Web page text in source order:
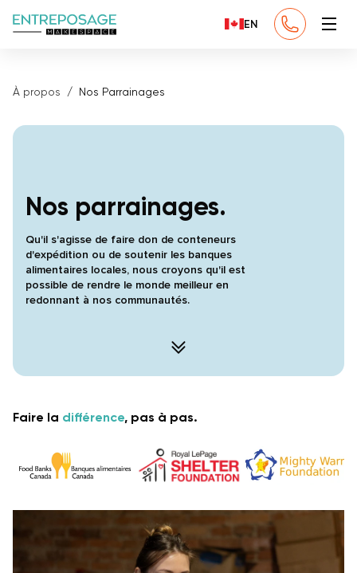
EN
À propos Nos Parrainages
Nos parrainages.
Qu'il s'agisse de faire don de conteneurs
d'expédition ou de soutenir les banques
alimentaires locales, nous croyons qu'il est
possible de rendre le monde meilleur en
redonnant à nos communautés.
Faire la différence, pas à pas.